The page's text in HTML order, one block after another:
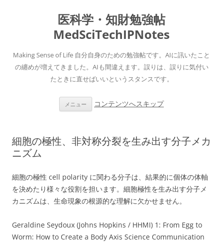
医科学・知財勉強帖
MedSciTechIPNotes
Making Sense of Life 自分自身のための勉強帖です。AIに訊いたこと
の纏めが増えてきました。AIも間違えます。誤りは、誤りに気付い
たときに直せばいいというスタンスです。
メニュー コンテンツへスキップ
細胞の極性、非対称分裂を生み出す分子メカ
ニズム
細胞の極性 cell polarity に関わる分子は、結果的に個体の体軸
を決めたり様々な役割を担います。細胞極性を生み出す分子メ
カニズムは、生命現象の根源的な理解に欠かせません。
Geraldine Seydoux (Johns Hopkins / HHMI) 1: From Egg to
Worm: How to Create a Body Axis Science Communication